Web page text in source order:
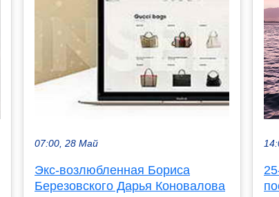
07:00, 28 Май
Экс-возлюбленная Бориса
Березовского Дарья Коновалова